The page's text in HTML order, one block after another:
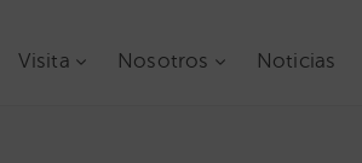
Visita Nosotros Noticias